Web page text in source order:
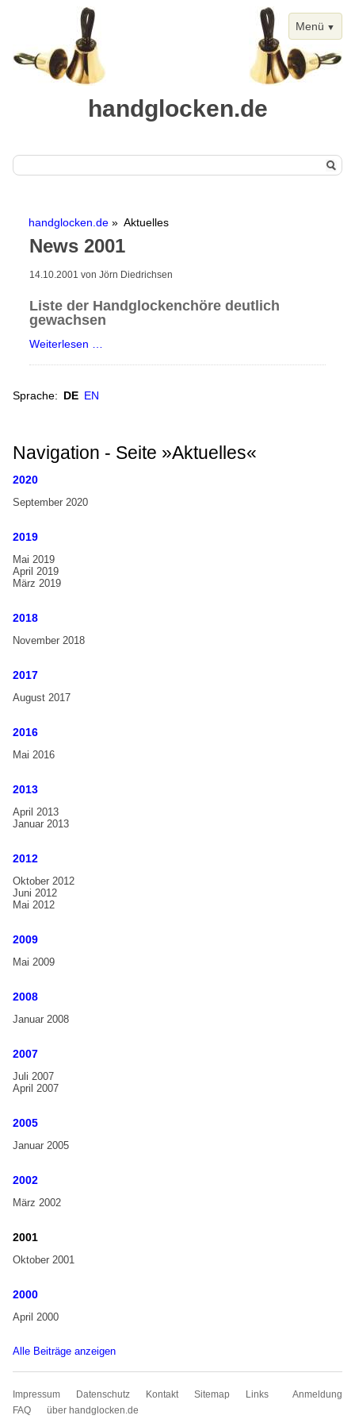
Menü
handglocken.de
Handglockentermine
Kalenderansicht
Handglockenchöre
Weltkarte
Nordamerika
Asien
Handglocken-Institutionen
FAQ
Galerie
Handglocken-Workshop Karlsruhe 2017
Handglocken-Workshop Hannover 2012
Handglockenkonzert mit Christine D. Anderson, Tübingen,
2. Estnisches Handglockenfestival Bells Art 2011
Aktuelles
handglocken.de Aktuelles
News 2001
14.10.2001 von Jörn Diedrichsen
Liste der Handglockenchöre deutlich
gewachsen
Weiterlesen …
der
Sprache: DE EN
Navigation - Seite »Aktuelles«
2020
September 2020
2019
Mai 2019
April 2019
März 2019
2018
November 2018
2017
August 2017
2016
Mai 2016
2013
April 2013
Januar 2013
2012
Oktober 2012
Juni 2012
Mai 2012
2009
Mai 2009
2008
Januar 2008
2007
Juli 2007
April 2007
2005
Januar 2005
2002
März 2002
2001
Oktober 2001
2000
April 2000
Alle Beiträge anzeigen
Anmeldung
Navigation
überspringen
Impressum Datenschutz Kontakt Sitemap
Links
FAQ
über handglocken.de